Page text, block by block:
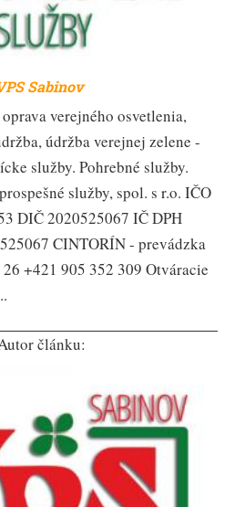
Sabinov
verejného osvetlenia,
údržba verejnej zelene -
služby. Pohrebné služby.
služby, spol. s r.o. IČO
DIČ 2020525067 IČ DPH
CINTORÍN - prevádzka
+421 905 352 309 Otváracie
článku: